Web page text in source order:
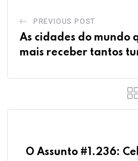
PREVIOUS POST
As cidades do mundo
mais receber tantos
O Assunto #1.236: